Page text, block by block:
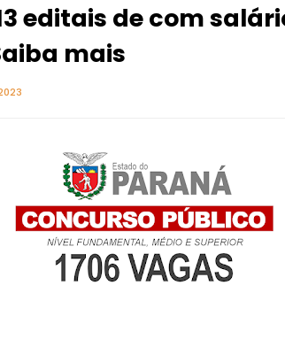
editais de com
mais